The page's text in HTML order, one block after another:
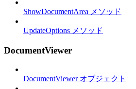
ShowDocumentArea メソッド
UpdateOptions メソッド
DocumentViewer
DocumentViewer オブジェクト